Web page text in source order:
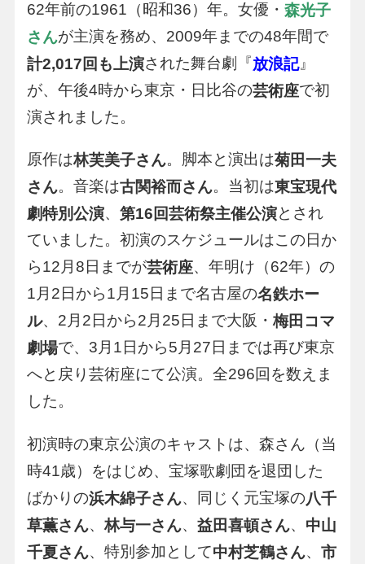
62年前の1961（昭和36）年。女優・ 森光子
さんが主演を務め、2009年までの48年間で
計2,017回も上演された舞台劇『放浪記』
が、午後4時から東京・日比谷の芸術座で初
演されました。
原作は林芙美子さん。脚本と演出は菊田一夫
さん。音楽は古関裕而さん。当初は東宝現代
劇特別公演、 第16回芸術祭主催公演とされ
ていました。初演のスケジュールはこの日か
ら12月8日までが芸術座、年明け（62年）の
1月2日から1月15日まで名古屋の名鉄ホー
ル、2月2日から2月25日まで大阪・梅田コマ
劇場で、3月1日から5月27日までは再び東京
へと戻り芸術座にて公演。全296回を数えま
した。
初演時の東京公演のキャストは、森さん（当
時41歳）をはじめ、宝塚歌劇団を退団した
ばかりの浜木綿子さん、同じく元宝塚の八千
草薫さん、 林与一さん、 益田喜頓さん、 中山
千夏さん、特別参加として中村芝鶴さん、 市